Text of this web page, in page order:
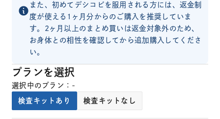
また、初めてデシコビを服用される方には、返金制
度が使える1ヶ月分からのご購入を推奨していま
す。2ヶ月以上のまとめ買いは返金対象外のため、
お身体との相性を確認してから追加購入してくださ
い。
プランを選択
選択中のプラン： -
検査キットあり 検査キットなし